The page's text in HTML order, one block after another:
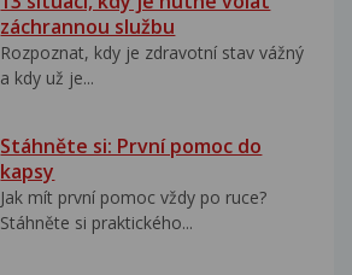
záchrannou službu
Rozpoznat, kdy je zdravotní stav vážný
a kdy už je...
Stáhněte si: První pomoc do
kapsy
Jak mít první pomoc vždy po ruce?
Stáhněte si praktického...